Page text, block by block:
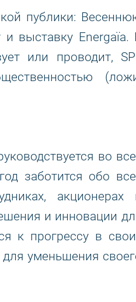
публики:
выставку Energaïa.
или проводит,
во
заботится обо
акционерах
и инновации
к прогрессу в
уменьшения